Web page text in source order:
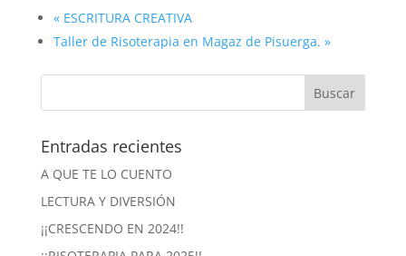
«ESCRITURA CREATIVA
Taller de Risoterapia en Magaz de Pisuerga. »
Entradas recientes
A QUE TE LO CUENTO
LECTURA Y DIVERSIÓN
¡¡CRESCENDO EN 2024!!